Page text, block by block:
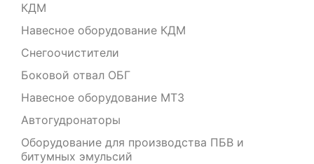
КДМ
Навесное оборудование КДМ
Снегоочистители
Боковой отвал ОБГ
Навесное оборудование МТЗ
Автогудронаторы
Оборудование для производства ПБВ и
битумных эмульсий